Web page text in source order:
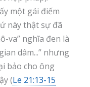
một gái điếm
này thật sự đã
va” nghĩa đen là
dâm...” nhưng
bảo cho ông
(Le 21:13-15